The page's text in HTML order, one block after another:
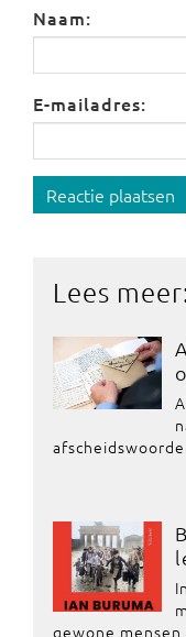
Naam:
E-mailadres:
Reactie plaatsen
Lees
gewone